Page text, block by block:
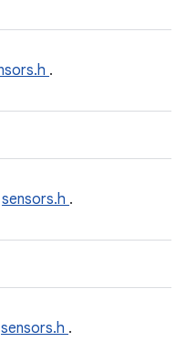
.
sensors.h .
sensors.h .